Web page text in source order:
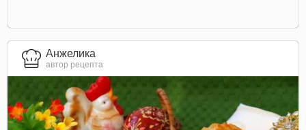
Анжелика
автор рецепта